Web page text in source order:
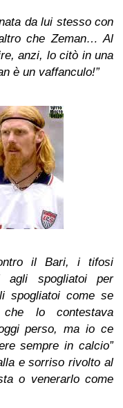
da lui stesso con
che Zeman… Al
anzi, lo citò in una
è un vaffanculo!”
il Bari, i tifosi
agli spogliatoi per
spogliatoi come se
lo contestava
perso, ma io ce
sempre in calcio”
e sorriso rivolto al
o venerarlo come